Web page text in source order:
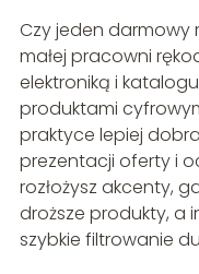
Czy jeden
małej pracowni
elektroniką i
produktami
praktyce lepiej
prezentacji oferty i
rozłożysz akcenty,
droższe produkty, a
szybkie filtrowanie